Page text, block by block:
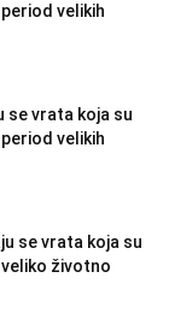
velikih
se vrata koja su
velikih
se vrata koja su
životno